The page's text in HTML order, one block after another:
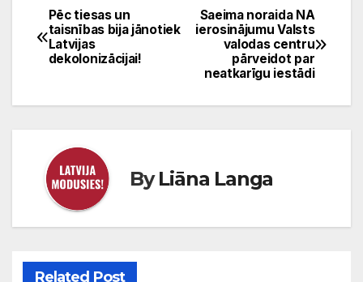
Ziņu
izvēlne
Saeima noraida NA
ierosinājumu Valsts
valodas centru
pārveidot par
neatkarīgu iestādi
Pēc tiesas un
taisnības bija jānotiek
Latvijas
dekolonizācijai!
ByLiāna Langa
Related Post